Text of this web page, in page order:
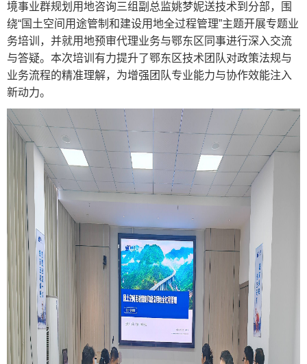
境事业群规划用地咨询三组副总监姚梦妮送技术到分部，围
绕“国土空间用途管制和建设用地全过程管理”主题开展专题业
务培训，并就用地预审代理业务与鄂东区同事进行深入交流
与答疑。本次培训有力提升了鄂东区技术团队对政策法规与
业务流程的精准理解，为增强团队专业能力与协作效能注入
新动力。